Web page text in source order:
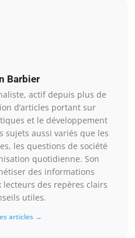
Barbier
actif depuis plus de
d’articles portant sur
et le développement
sujets aussi variés que les
les questions de société
quotidienne. Son
des informations
des repères clairs
utiles.
articles →